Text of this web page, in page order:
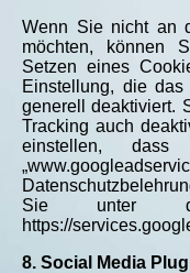
Wenn Sie nicht an
möchten, können
Setzen eines
Einstellung, die
generell deaktiviert.
Tracking auch
einstellen,
Sie unter
https://
8. Social Media